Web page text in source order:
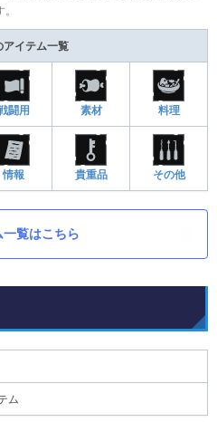
アイテム一覧
闘用 素材 料理
情報 貴重品 その他
一覧はこちら
ム